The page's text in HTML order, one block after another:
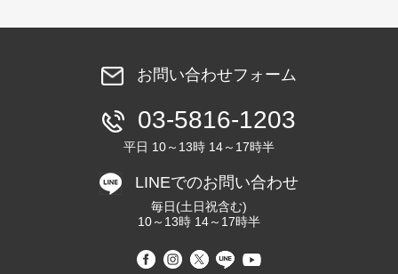
お問い合わせフォーム
03-5816-1203
平日 10～13時 14～17時半
LINEでのお問い合わせ
毎日(土日祝含む)
10～13時 14～17時半